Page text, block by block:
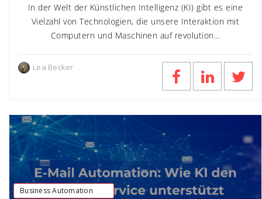
In der Welt der Künstlichen Intelligenz (KI) gibt es eine
Vielzahl von Technologien, die unsere Interaktion mit
Computern und Maschinen auf revolution...
Lea Becker
Business Automation